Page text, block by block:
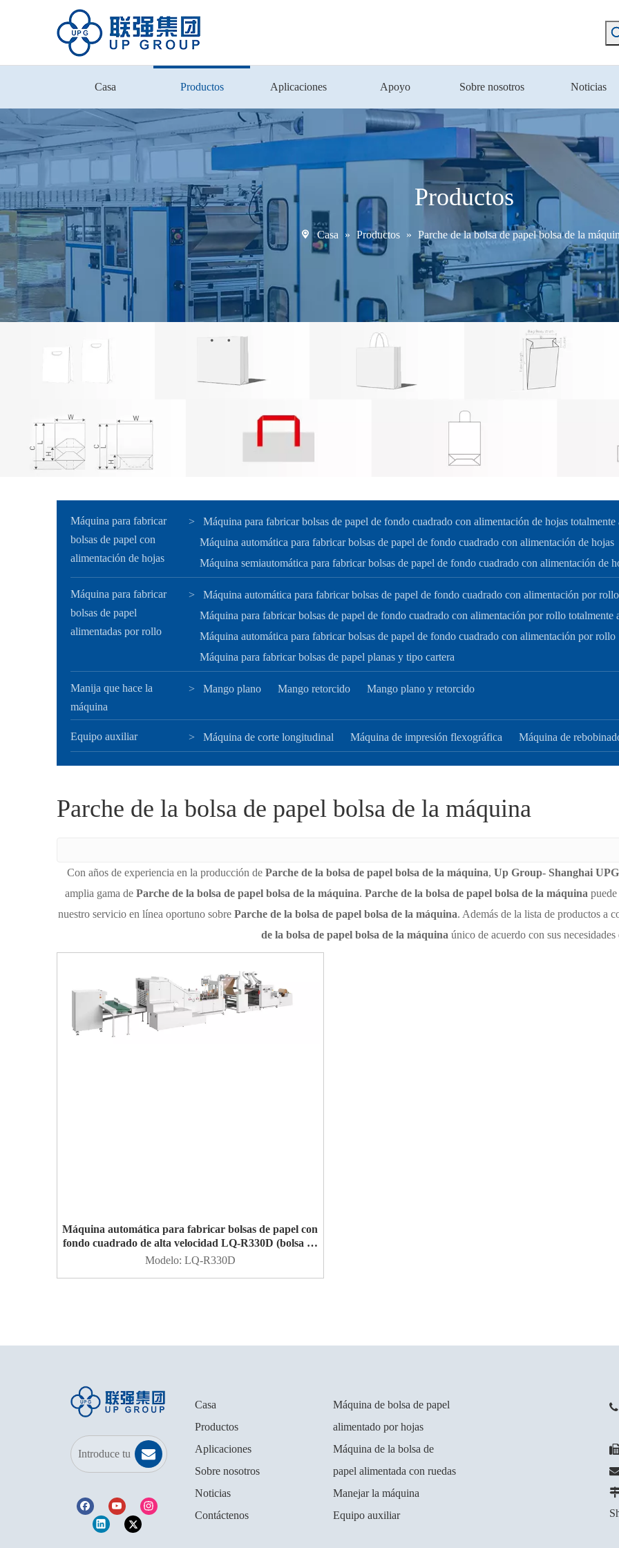
Casa Productos Aplicaciones Apoyo Sobre nosotros Noticias
Productos
Casa » Productos » Parche de la bolsa de papel bolsa de la
Máquina para fabricar
bolsas de papel con
alimentación de hojas
>
Máquina para fabricar bolsas de papel de fondo cuadrado con alimentación de hojas totalmente
Máquina automática para fabricar bolsas de papel de fondo cuadrado con alimentación de hojas
Máquina semiautomática para fabricar bolsas de papel de fondo cuadrado con alimentación de
Máquina para fabricar
bolsas de papel
alimentadas por rollo
>
Máquina automática para fabricar bolsas de papel de fondo cuadrado con alimentación por
Máquina para fabricar bolsas de papel de fondo cuadrado con alimentación por rollo totalmente
Máquina automática para fabricar bolsas de papel de fondo cuadrado con alimentación por rollo
Máquina para fabricar bolsas de papel planas y tipo cartera
Manija que hace la
máquina
> Mango plano Mango retorcido Mango plano y retorcido
Equipo auxiliar > Máquina de corte longitudinal Máquina de impresión flexográfica Máquina de
Parche de la bolsa de papel bolsa de la máquina
Con años de experiencia en la producción de Parche de la bolsa de papel bolsa de la máquina, Up Group- Shanghai
amplia gama de Parche de la bolsa de papel bolsa de la máquina. Parche de la bolsa de papel bolsa de la máquina
nuestro servicio en línea oportuno sobre Parche de la bolsa de papel bolsa de la máquina. Además de la lista de productos a
de la bolsa de papel bolsa de la máquina único de acuerdo con sus necesidades
Máquina automática para fabricar bolsas de papel con
fondo cuadrado de alta velocidad LQ-R330D (bolsa de
parche)
Modelo: LQ-R330D
Casa
Productos
Aplicaciones
Sobre nosotros
Noticias
Contáctenos
Máquina de bolsa de papel
alimentado por hojas
Máquina de la bolsa de
papel alimentada con ruedas
Manejar la máquina
Equipo auxiliar
